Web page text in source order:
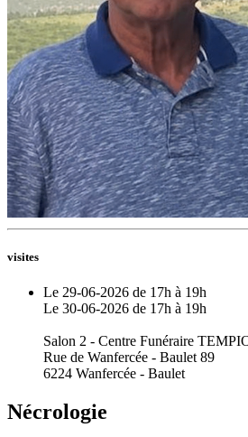
visites
Le 29-06-2026 de 17h à 19h
Le 30-06-2026 de 17h à 19h
Salon 2 - Centre Funéraire
Rue de Wanfercée - Baulet 89
6224 Wanfercée - Baulet
Nécrologie